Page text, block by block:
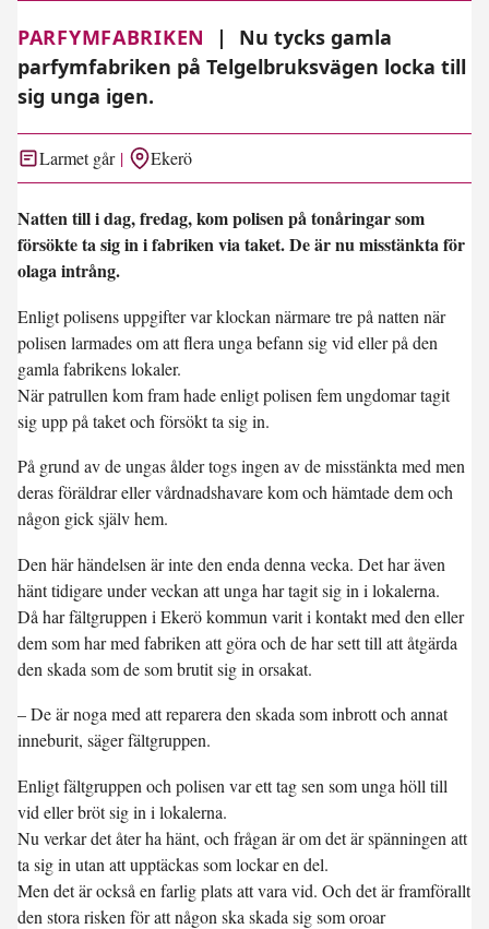
PARFYMFABRIKEN |
Nu tycks gamla
parfymfabriken på Telgelbruksvägen locka till
sig unga igen.
Larmet går Ekerö
Natten till i dag, fredag, kom polisen på tonåringar som
försökte ta sig in i fabriken via taket. De är nu misstänkta för
olaga intrång.
Enligt polisens uppgifter var klockan närmare tre på natten när
polisen larmades om att flera unga befann sig vid eller på den
gamla fabrikens lokaler.
När patrullen kom fram hade enligt polisen fem ungdomar tagit
sig upp på taket och försökt ta sig in.
På grund av de ungas ålder togs ingen av de misstänkta med men
deras föräldrar eller vårdnadshavare kom och hämtade dem och
någon gick själv hem.
Den här händelsen är inte den enda denna vecka. Det har även
hänt tidigare under veckan att unga har tagit sig in i lokalerna.
Då har fältgruppen i Ekerö kommun varit i kontakt med den eller
dem som har med fabriken att göra och de har sett till att åtgärda
den skada som de som brutit sig in orsakat.
– De är noga med att reparera den skada som inbrott och annat
inneburit, säger fältgruppen.
Enligt fältgruppen och polisen var ett tag sen som unga höll till
vid eller bröt sig in i lokalerna.
Nu verkar det åter ha hänt, och frågan är om det är spänningen att
ta sig in utan att upptäckas som lockar en del.
Men det är också en farlig plats att vara vid. Och det är framförallt
den stora risken för att någon ska skada sig som oroar